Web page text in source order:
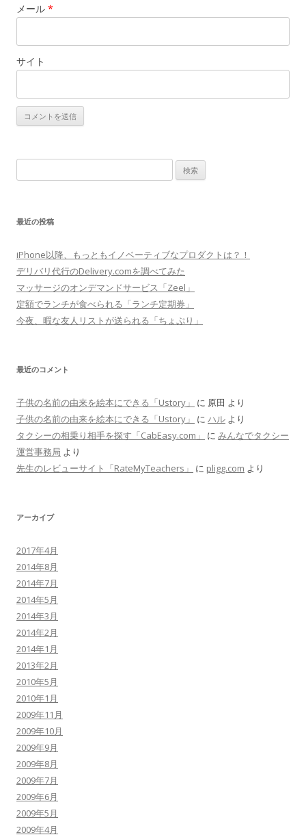
メール *
サイト
索
最近の投稿
iPhone以降、もっともイノベーティブなプロダクトは？！
デリバリ代行のDelivery.comを調べてみた
マッサージのオンデマンドサービス「Zeel」
定額でランチが食べられる「ランチ定期券」
今夜、暇な友人リストが送られる「ちょぷり」
最近のコメント
子供の名前の由来を絵本にできる「Ustory」 に 原田 より
子供の名前の由来を絵本にできる「Ustory」
に ハル より
タクシーの相乗り相手を探す「CabEasy.com」
に みんなでタクシー
運営事務局 より
先生のレビューサイト「RateMyTeachers」
に pligg.com より
アーカイブ
2017年4月
2014年8月
2014年7月
2014年5月
2014年3月
2014年2月
2014年1月
2013年2月
2010年5月
2010年1月
2009年11月
2009年10月
2009年9月
2009年8月
2009年7月
2009年6月
2009年5月
2009年4月